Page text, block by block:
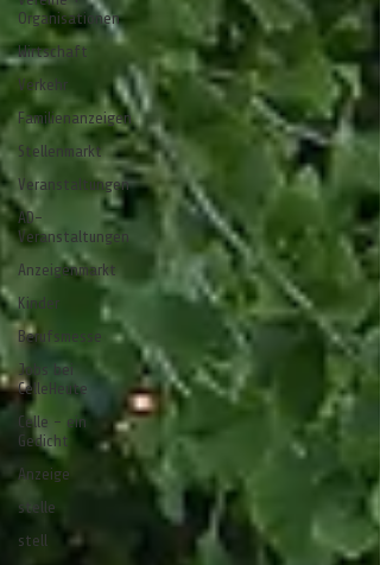
Organisationen
Wirtschaft
Verkehr
Familienanzeigen
Stellenmarkt
Veranstaltungen
AD-
Veranstaltungen
Anzeigenmarkt
Kinder
Berufsmesse
Jobs bei
CelleHeute
Celle - ein
Gedicht
Anzeige
stelle
stell